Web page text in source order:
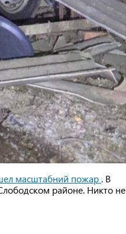
масштабний пожар . В
районе. Никто не